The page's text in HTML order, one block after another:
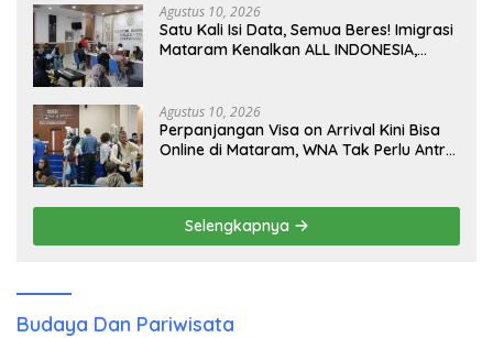
Agustus 10, 2026
Satu Kali Isi Data, Semua Beres! Imigrasi
Mataram Kenalkan ALL INDONESIA,
Agustus 10, 2026
Perpanjangan Visa on Arrival Kini Bisa
Online di Mataram, WNA Tak Perlu Antre
Selengkapnya
Budaya Dan Pariwisata